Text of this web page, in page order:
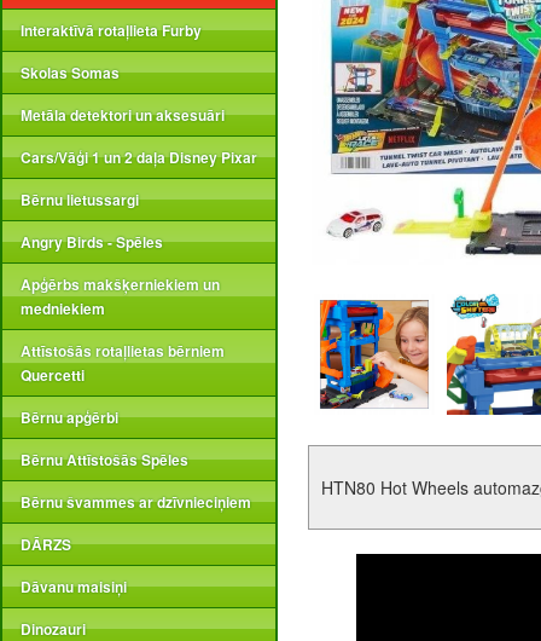
Interaktīvā rotaļlieta Furby
Skolas Somas
Metāla detektori un aksesuāri
Cars/Vāģi 1 un 2 daļa Disney Pixar
Bērnu lietussargi
Angry Birds - Spēles
Apģērbs makšķerniekiem un
medniekiem
Attīstošās rotaļlietas bērniem
Quercetti
Bērnu apģērbi
Bērnu Attīstošās Spēles
Bērnu švammes ar dzīvnieciņiem
DĀRZS
Dāvanu maisiņi
Dinozauri
HTN80 Hot Wheels